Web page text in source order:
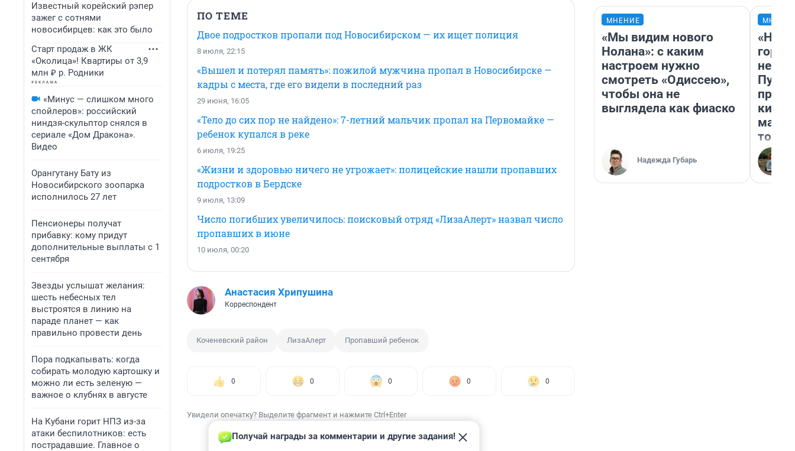
Известный корейский рэпер
зажег с сотнями
новосибирцев: как это было
Старт продаж в ЖК
«Околица»! Квартиры от 3,9
млн ₽ р. Родники
«Минус — слишком много
спойлеров»: российский
ниндзя-скульптор снялся в
сериале «Дом Дракона».
Видео
Орангутану Бату из
Новосибирского зоопарка
исполнилось 27 лет
Пенсионеры получат
прибавку: кому придут
дополнительные выплаты с 1
сентября
Звезды услышат желания:
шесть небесных тел
выстроятся в линию на
параде планет — как
правильно провести день
Пора подкапывать: когда
собирать молодую картошку и
можно ли есть зеленую —
важное о клубнях в августе
На Кубани горит НПЗ из-за
атаки беспилотников: есть
пострадавшие. Главное о
ПО ТЕМЕ
Двое подростков пропали под Новосибирском — их ищет полиция
8 июля, 22:15
«Вышел и потерял память»: пожилой мужчина пропал в Новосибирске —
кадры с места, где его видели в последний раз
29 июня, 16:05
«Тело до сих пор не найдено»: 7-летний мальчик пропал на Первомайке —
ребенок купался в реке
6 июля, 19:25
«Жизни и здоровью ничего не угрожает»: полицейские нашли пропавших
подростков в Бердске
9 июля, 13:09
Число погибших увеличилось: поисковый отряд «ЛизаАлерт» назвал число
пропавших в июне
10 июля, 00:20
Анастасия Хрипушина
Корреспондент
Коченевский район ЛизаАлерт Пропавший ребенок
0 0 0 0 0
Увидели опечатку? Выделите фрагмент и нажмите Ctrl+Enter
Получай награды за комментарии и другие задания!
МНЕНИЕ
«Мы видим нового
Нолана»: с каким
настроем нужно
смотреть «Одиссею»,
чтобы она не
выглядела как фиаско
Надежда Губарь
«Нет
того